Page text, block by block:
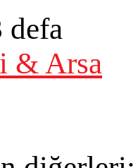
defa
& Arsa